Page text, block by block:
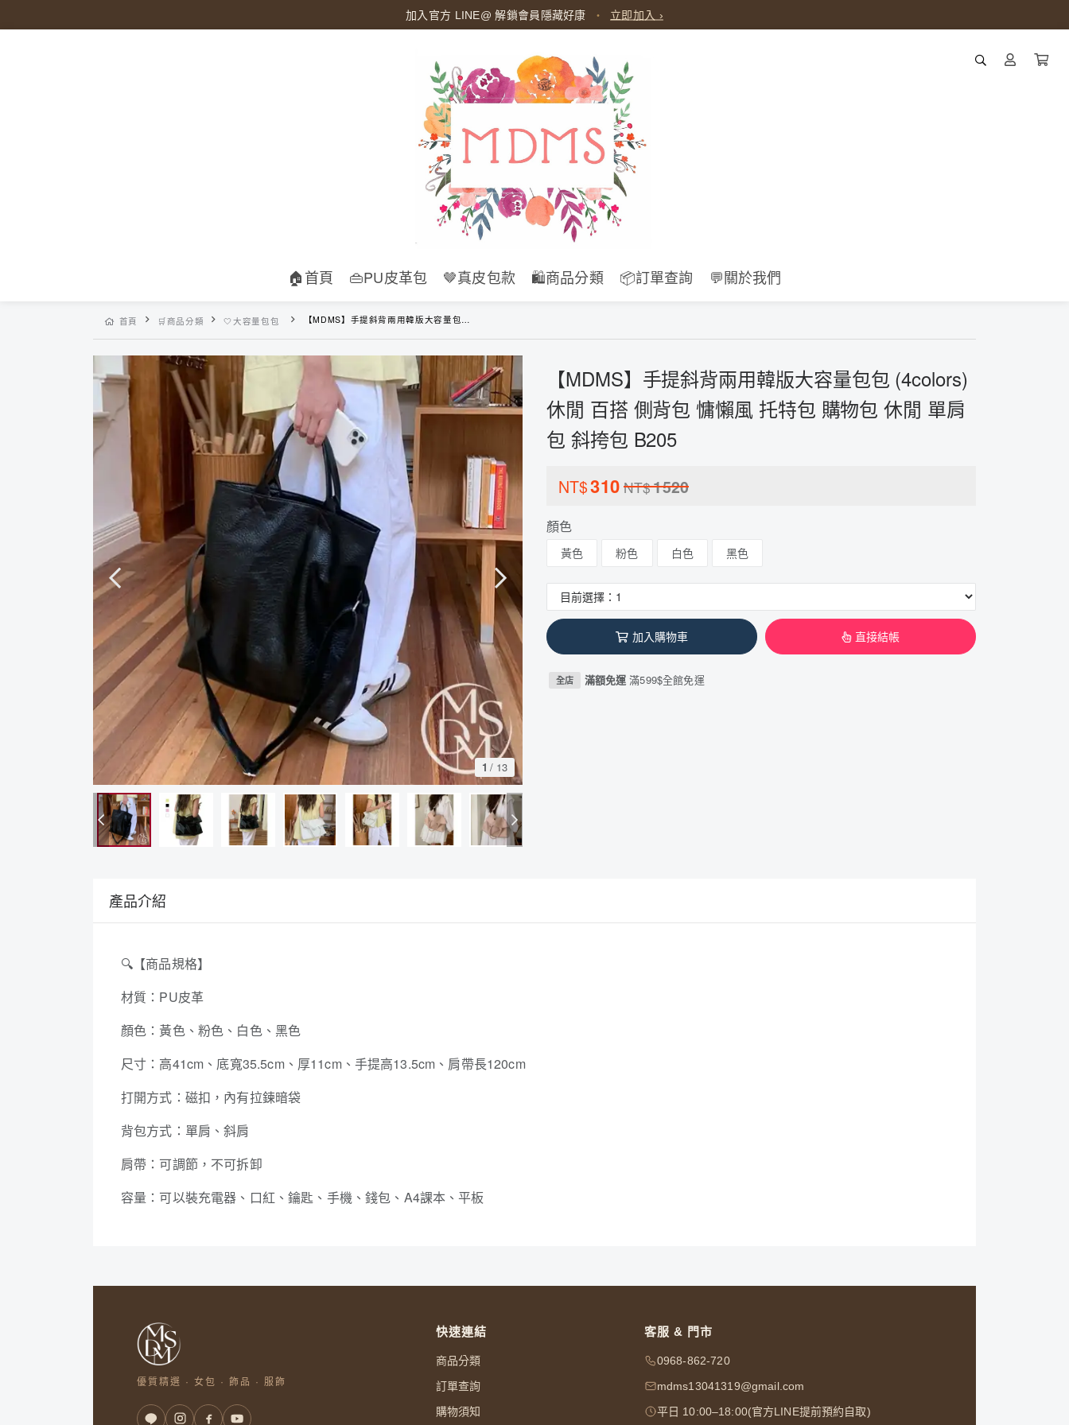
加入官方 LINE@ 解鎖會員隱藏好康 ・ 立即加入 ›
🏠首頁 👜PU皮革包 🤎真皮包款 🛍️商品分類 📦訂單查詢 💬關於我們
首頁 🛒商品分類 🤍大容量包包 【MDMS】手提斜背兩用韓版大容量包包 (4colors) 休閒 百搭 側背包 慵懶風 托特包 購物包 休閒 單肩包 斜挎包 B205
1 / 13
【MDMS】手提斜背兩用韓版大容量包包 (4colors)
休閒 百搭 側背包 慵懶風 托特包 購物包 休閒 單肩
包 斜挎包 B205
NT$310 NT$1520
顏色
黃色 粉色 白色 黑色
加入購物車 直接結帳
全店 滿額免運滿599$全館免運
產品介紹
🔍 【商品規格】
材質：PU皮革
顏色：黃色、粉色、白色、黑色
尺寸：高41cm、底寬35.5cm、厚11cm、手提高13.5cm、肩帶長120cm
打開方式：磁扣，內有拉鍊暗袋
背包方式：單肩、斜肩
肩帶：可調節，不可拆卸
容量：可以裝充電器、口紅、鑰匙、手機、錢包、A4課本、平板
優質精選 · 女包 · 飾品 · 服飾
快速連結
商品分類
訂單查詢
購物須知
客服 & 門市
0968-862-720
mdms13041319@gmail.com
平日 10:00–18:00(官方LINE提前預約自取)